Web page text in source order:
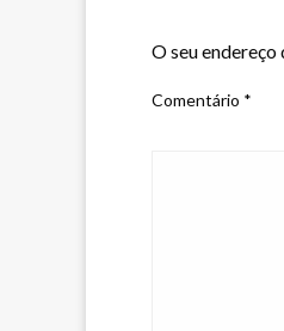
O seu
Comentário *